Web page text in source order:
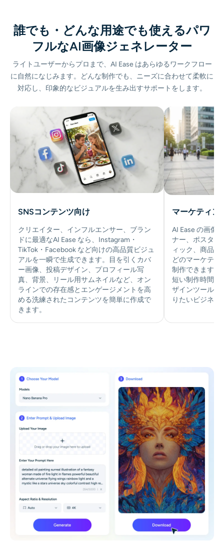
誰でも・どんな用途でも使えるパワ
フルなAI画像ジェネレーター
ライトユーザーからプロまで、AI Ease はあらゆるワークフロー
に自然になじみます。どんな制作でも、ニーズに合わせて柔軟に
対応し、印象的なビジュアルを生み出すサポートをします。
SNSコンテンツ向け
クリエイター、インフルエンサー、ブラン
ドに最適なAI Ease なら、Instagram・
TikTok・Facebook など向けの高品質ビジュ
アルを一瞬で生成できます。目を引くカバ
ー画像、投稿デザイン、プロフィール写
真、背景、リール用サムネイルなど、オン
ラインでの存在感とエンゲージメントを高
める洗練されたコンテンツを簡単に作成で
きます。
マーケティン
AI Ease の画像
ナー、ポスター
ィック、商品
どのマーケテ
制作できます。
短い制作時間を
ザインツールな
りたいビジネス